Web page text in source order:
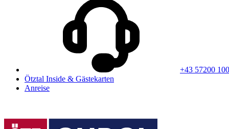
+43 57200 100
Ötztal Inside & Gästekarten
Anreise